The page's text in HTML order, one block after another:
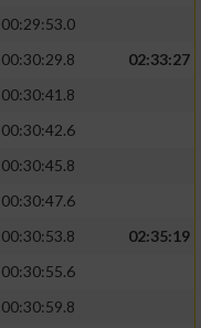
00:29:53.0
00:30:29.8
02:33:27
00:30:41.8
00:30:42.6
00:30:45.8
00:30:47.6
00:30:53.8
02:35:19
00:30:55.6
00:30:59.8